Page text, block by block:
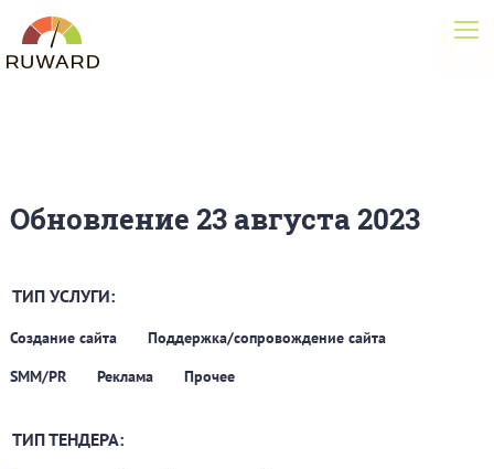
Обновление 23 августа 2023
ТИП УСЛУГИ:
Создание сайта
Поддержка/сопровождение сайта
SMM/PR
Реклама Прочее
ТИП ТЕНДЕРА: